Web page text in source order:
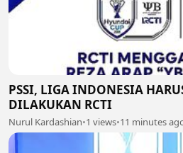
PSSI, LIGA INDONESIA
DILAKUKAN RCTI
Nurul Kardashian•1 views•11 minutes